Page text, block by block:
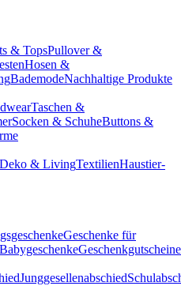
& TopsPullover &
Hosen &
BademodeNachhaltige Produkte
Taschen &
Socken & SchuheButtons &
Deko & LivingTextilienHaustier-
Geschenke für
BabygeschenkeGeschenkgutscheine
Junggesellenabschied